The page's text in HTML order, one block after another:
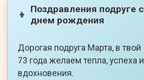
👦
Поздравления подруге с
днем рождения
Дорогая подруга Марта, в твой
73 года желаем тепла, успеха и
вдохновения.